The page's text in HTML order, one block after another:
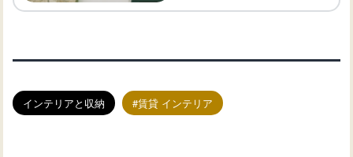
インテリアと収納 賃貸 インテリア